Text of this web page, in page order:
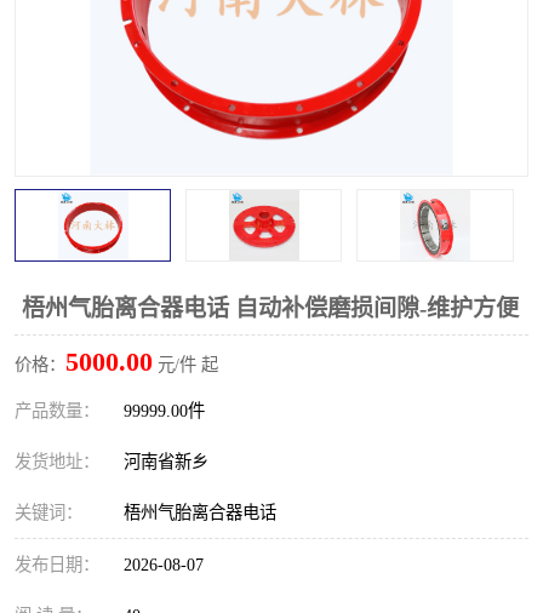
梧州气胎离合器电话 自动补偿磨损间隙-维护方便
价格： 5000.00 元/件 起
产品数量： 99999.00件
发货地址： 河南省新乡
关键词： 梧州气胎离合器电话
发布日期： 2026-08-07